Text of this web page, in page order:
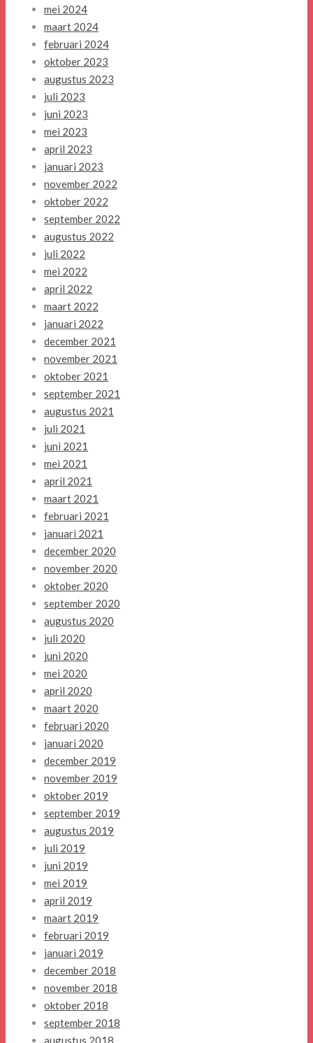
mei 2024
maart 2024
februari 2024
oktober 2023
augustus 2023
juli 2023
juni 2023
mei 2023
april 2023
januari 2023
november 2022
oktober 2022
september 2022
augustus 2022
juli 2022
mei 2022
april 2022
maart 2022
januari 2022
december 2021
november 2021
oktober 2021
september 2021
augustus 2021
juli 2021
juni 2021
mei 2021
april 2021
maart 2021
februari 2021
januari 2021
december 2020
november 2020
oktober 2020
september 2020
augustus 2020
juli 2020
juni 2020
mei 2020
april 2020
maart 2020
februari 2020
januari 2020
december 2019
november 2019
oktober 2019
september 2019
augustus 2019
juli 2019
juni 2019
mei 2019
april 2019
maart 2019
februari 2019
januari 2019
december 2018
november 2018
oktober 2018
september 2018
augustus 2018